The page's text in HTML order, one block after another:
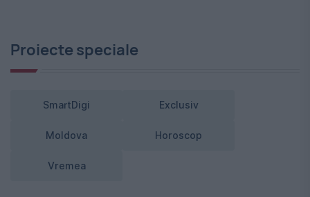
Proiecte speciale
SmartDigi Exclusiv
Moldova Horoscop
Vremea